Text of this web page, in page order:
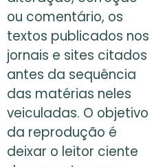
ou comentário, os
textos publicados nos
jornais e sites citados
antes da sequência
das matérias neles
veiculadas. O objetivo
da reprodução é
deixar o leitor ciente